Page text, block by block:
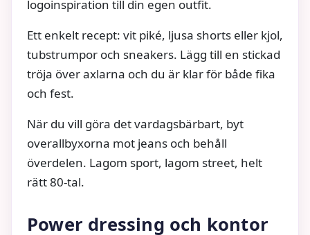
logoinspiration till din egen outfit.
Ett enkelt recept: vit piké, ljusa shorts eller kjol,
tubstrumpor och sneakers. Lägg till en stickad
tröja över axlarna och du är klar för både fika
och fest.
När du vill göra det vardagsbärbart, byt
overallbyxorna mot jeans och behåll
överdelen. Lagom sport, lagom street, helt
rätt 80-tal.
Power dressing och kontor